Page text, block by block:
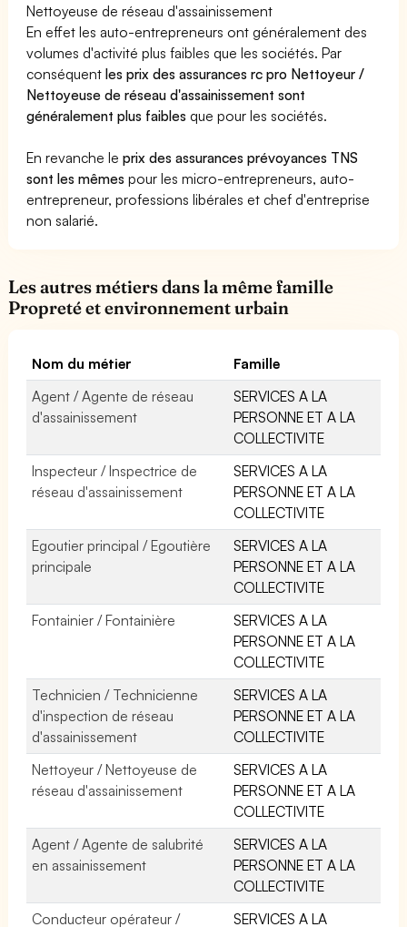
Nettoyeuse de réseau d'assainissement
En effet les auto-entrepreneurs ont généralement des
volumes d'activité plus faibles que les sociétés. Par
conséquentles prix des assurances rc pro Nettoyeur /
Nettoyeuse de réseau d'assainissement sont
généralement plus faibles que pour les sociétés.
En revanche leprix des assurances prévoyances TNS
sont les mêmes pour les micro-entrepreneurs, auto-
entrepreneur, professions libérales et chef d'entreprise
non salarié.
Les autres métiers dans la même famille
Propreté et environnement urbain
Nom du métier
Famille
Agent / Agente de réseau
d'assainissement
SERVICES A LA
PERSONNE ET A LA
COLLECTIVITE
Inspecteur / Inspectrice de
réseau d'assainissement
SERVICES A LA
PERSONNE ET A LA
COLLECTIVITE
Egoutier principal / Egoutière
principale
SERVICES A LA
PERSONNE ET A LA
COLLECTIVITE
Fontainier / Fontainière
SERVICES A LA
PERSONNE ET A LA
COLLECTIVITE
Technicien / Technicienne
d'inspection de réseau
d'assainissement
SERVICES A LA
PERSONNE ET A LA
COLLECTIVITE
Nettoyeur / Nettoyeuse de
réseau d'assainissement
SERVICES A LA
PERSONNE ET A LA
COLLECTIVITE
Agent / Agente de salubrité
en assainissement
SERVICES A LA
PERSONNE ET A LA
COLLECTIVITE
Conducteur opérateur /
SERVICES A LA